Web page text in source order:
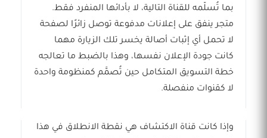
بما تُسلّمه للقناة التالية، لا بأدائها المنفرد فقط.
متجر ينفق على إعلانات مدفوعة توصل زائرًا لصفحة
لا تحمل أي إثبات أصالة يخسر تلك الزيارة مهما
كانت جودة الإعلان نفسها، وهذا بالضبط ما تعالجه
خطة التسويق المتكامل حين تُصمَّم كمنظومة واحدة
لا كقنوات منفصلة.
وإذا كانت قناة الاكتشاف هي نقطة الانطلاق في هذا